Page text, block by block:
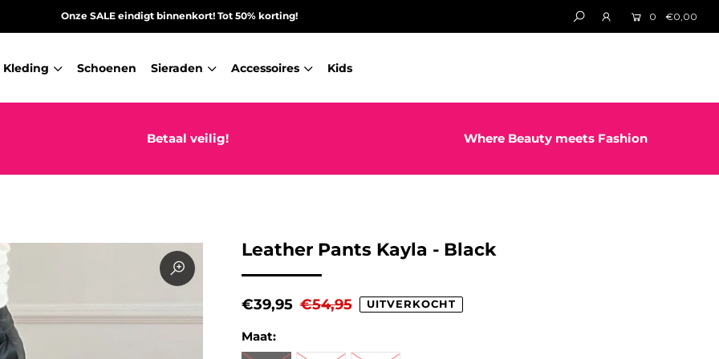
Onze SALE eindigt binnenkort! Tot 50% korting! 0 €0,00
Kleding Schoenen Sieraden Accessoires Kids
Betaal veilig! Where Beauty meets Fashion
Leather Pants Kayla - Black
€39,95 €54,95 UITVERKOCHT
Maat: